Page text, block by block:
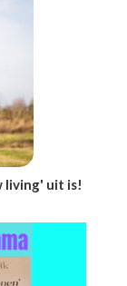
living' uit is!